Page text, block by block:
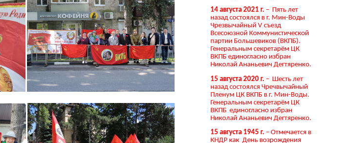
14 августа 2021 г. – Пять лет
назад состоялся в г. Мин-Воды
Чрезвычайный V съезд
Всесоюзной Коммунистической
партии Большевиков (ВКПБ).
Генеральным секретарём ЦК
ВКПБ единогласно избран
Николай Ананьевич Дегтяренко.
15 августа 2020 г. – Шесть лет
назад состоялся Чречвычайный
Пленум ЦК ВКПБ в г. Мин-Воды.
Генеральным секретарём ЦК
ВКПБ единогласно избран
Николай Ананьевич Дегтяренко.
15 августа 1945 г. – Отмечается в
КНДР как День возрождения